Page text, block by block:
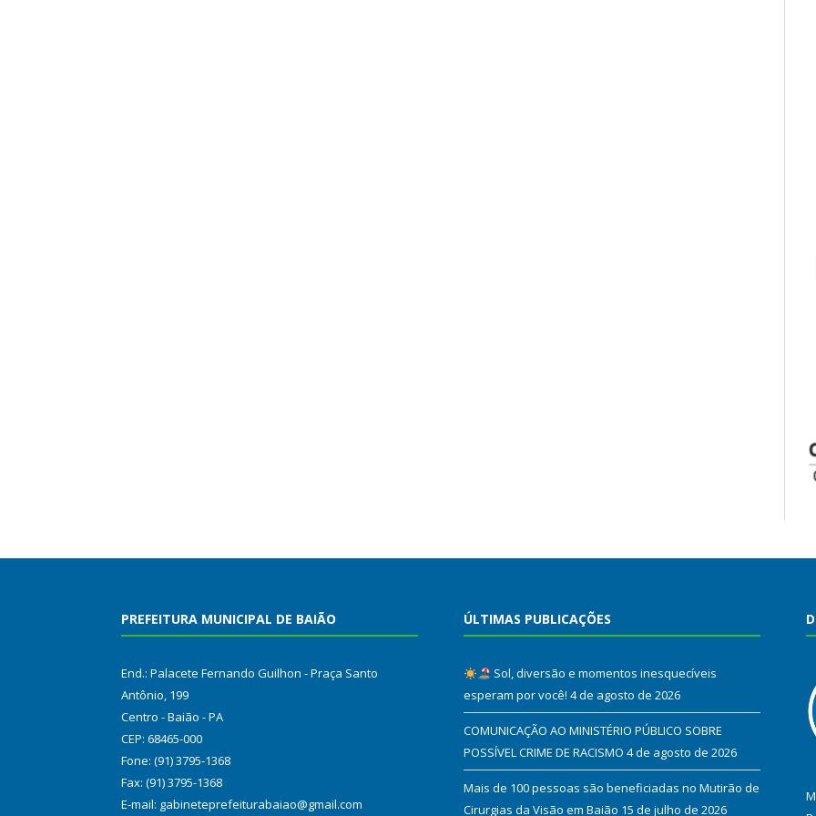
PREFEITURA MUNICIPAL DE BAIÃO
End.: Palacete Fernando Guilhon - Praça Santo
Antônio, 199
Centro - Baião - PA
CEP: 68465-000
Fone: (91) 3795-1368
Fax: (91) 3795-1368
E-mail: gabineteprefeiturabaiao@gmail.com
ÚLTIMAS PUBLICAÇÕES
Sol, diversão e momentos inesquecíveis
esperam por você! 4 de agosto de 2026
COMUNICAÇÃO AO MINISTÉRIO PÚBLICO SOBRE
POSSÍVEL CRIME DE RACISMO 4 de agosto de 2026
Mais de 100 pessoas são beneficiadas no Mutirão de
Cirurgias da Visão em Baião 15 de julho de 2026